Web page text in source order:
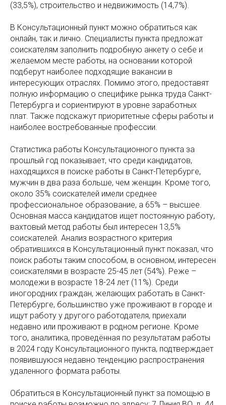
(33,5%), строительство и недвижимость (14,7%).
В Консультационный пункт можно обратиться как
онлайн, так и лично. Специалисты пункта предложат
соискателям заполнить подробную анкету о себе и
желаемом месте работы, на основании которой
подберут наиболее подходящие вакансии в
интересующих отраслях. Помимо этого, предоставят
полную информацию о специфике рынка труда Санкт-
Петербурга и сориентируют в уровне заработных
плат. Также подскажут приоритетные сферы работы и
наиболее востребованные профессии.
Статистика работы Консультационного пункта за
прошлый год показывает, что среди кандидатов,
находящихся в поиске работы в Санкт-Петербурге,
мужчин в два раза больше, чем женщин. Кроме того,
около 35% соискателей имели среднее
профессиональное образование, а 65% – высшее.
Основная масса кандидатов ищет постоянную работу,
вахтовый метод работы был интересен 13,5%
соискателей. Анализ возрастного критерия
обратившихся в Консультационный пункт показал, что
поиск работы таким способом, в основном, интересен
соискателями в возрасте 25-45 лет (54%). Реже –
молодежи в возрасте 18-24 лет (11%). Среди
иногородних граждан, желающих работать в Санкт-
Петербурге, большинство уже проживают в городе и
ищут работу у другого работодателя, приехали
недавно или проживают в родном регионе. Кроме
того, аналитика, проведённая по результатам работы
в 2024 году Консультационного пункта, подтверждает
появившуюся недавно тенденцию распространения
удаленного формата работы.
Обратиться в Консультационный пункт за помощью в